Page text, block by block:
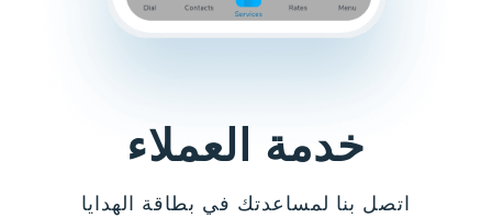
خدمة العملاء
اتصل بنا لمساعدتك في بطاقة الهدايا